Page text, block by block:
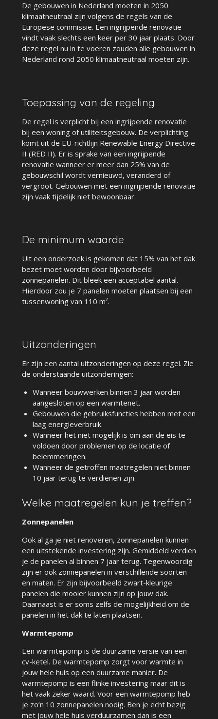
De gebouwen in Nederland moeten in 2050
klimaatneutraal zijn volgens de regels van de
Europese commissie. Een ingrijpende renovatie
vindt vaak slechts een keer per 30 jaar plaats. Door
deze regel nu in te voeren zouden alle gebouwen in
Nederland rond 2050 klimaatneutraal moeten zijn.
Toepassing van de regeling
De regel is verplicht bij een ingrijpende renovatie
bij een woning of utiliteitsgebouw. De verplichting
komt uit de EU-richtlijn Renewable Energy Directive
II (RED II). Er is sprake van een ingrijpende
renovatie wanneer er meer dan 25% van de
gebouwschil wordt vernieuwd, veranderd of
vergroot. Gebouwen met een ingrijpende renovatie
zijn vaak tijdelijk niet bewoonbaar.
De minimum waarde
Uit een onderzoek is gekomen dat 15% van het dak
bezet moet worden door bijvoorbeeld
zonnepanelen. Dit bleek een acceptabel aantal.
Hierdoor zou je 7 panelen moeten plaatsen bij een
tussenwoning van 110 m².
Uitzonderingen
Er zijn een aantal uitzonderingen op deze regel. Zie
de onderstaande uitzonderingen:
Wanneer bouwwerken binnen 3 jaar worden
aangesloten op een warmtenet.
Gebouwen die gebruiksfuncties hebben met een
laag energieverbruik.
Wanneer het niet mogelijk is om aan de eis te
voldoen door problemen op de locatie of
belemmeringen.
Wanneer de getroffen maatregelen niet binnen
10 jaar terug te verdienen zijn.
Welke maatregelen kun je treffen?
Zonnepanelen
Ook al ga je niet renoveren, zonnepanelen kunnen
een uitstekende investering zijn. Gemiddeld verdien
je de panelen al binnen 7 jaar terug. Tegenwoordig
zijn er ook zonnepanelen in verschillende soorten
en maten. Er zijn bijvoorbeeld zwart-kleurige
panelen die mooier kunnen zijn op jouw dak.
Daarnaast is er soms zelfs de mogelijkheid om de
panelen in het dak te laten plaatsen.
Warmtepomp
Een warmtepomp is de duurzame versie van een
cv-ketel. De warmtepomp zorgt voor warmte in
jouw hele huis op een duurzame manier. De
warmtepomp is een flinke investering maar dit is
het vaak zeker waard. Voor een warmtepomp heb
je zo’n 10 zonnepanelen nodig. Ben je echt bezig
met jouw hele huis verduurzamen dan is een